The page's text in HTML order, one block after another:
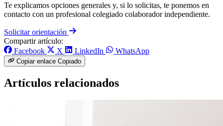
Te explicamos opciones generales y, si lo solicitas, te ponemos en
contacto con un profesional colegiado colaborador independiente.
Solicitar orientación
Compartir artículo:
Facebook
X LinkedIn WhatsApp
Copiar enlace Copiado
Artículos relacionados